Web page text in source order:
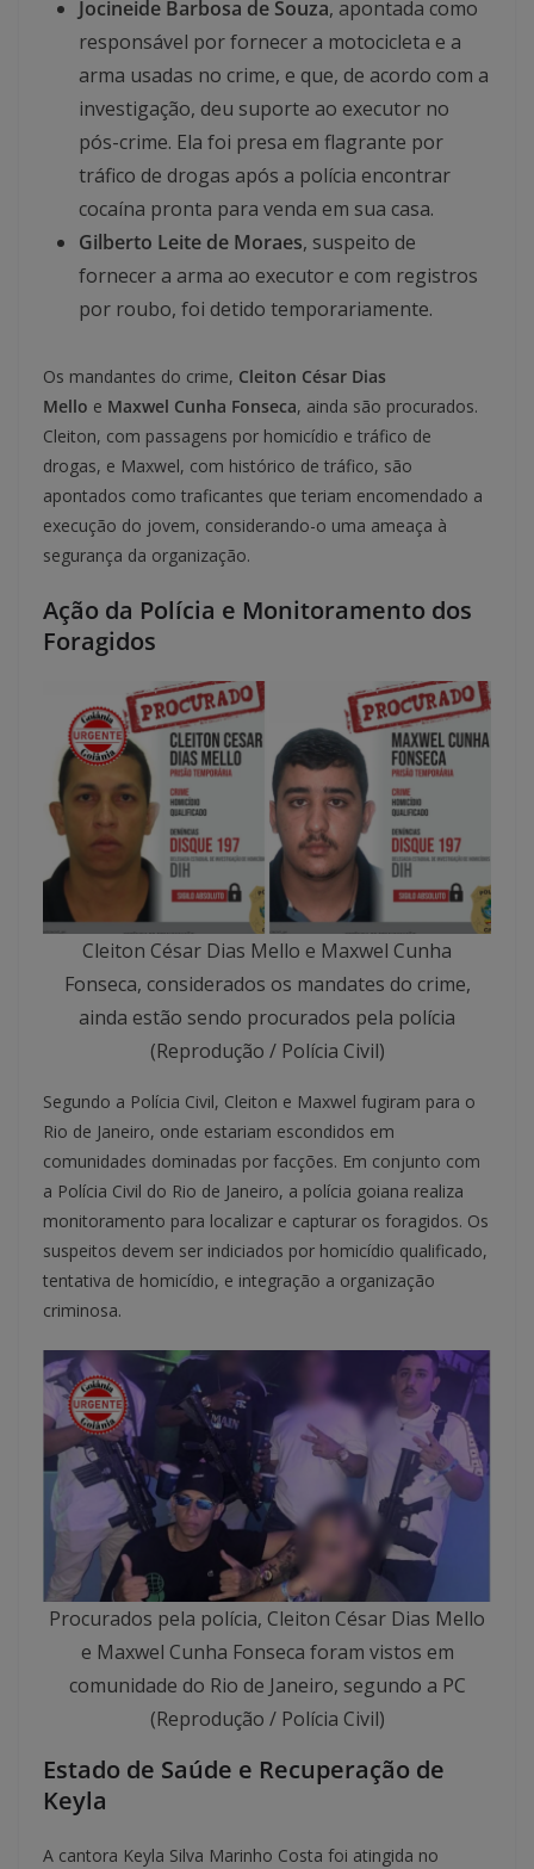
Jocineide Barbosa de Souza, apontada como
responsável por fornecer a motocicleta e a
arma usadas no crime, e que, de acordo com a
investigação, deu suporte ao executor no
pós-crime. Ela foi presa em flagrante por
tráfico de drogas após a polícia encontrar
cocaína pronta para venda em sua casa.
Gilberto Leite de Moraes, suspeito de
fornecer a arma ao executor e com registros
por roubo, foi detido temporariamente.
Os mandantes do crime, Cleiton César Dias
Mello e Maxwel Cunha Fonseca, ainda são procurados.
Cleiton, com passagens por homicídio e tráfico de
drogas, e Maxwel, com histórico de tráfico, são
apontados como traficantes que teriam encomendado a
execução do jovem, considerando-o uma ameaça à
segurança da organização.
Ação da Polícia e Monitoramento dos
Foragidos
Cleiton César Dias Mello e Maxwel Cunha
Fonseca, considerados os mandates do crime,
ainda estão sendo procurados pela polícia
(Reprodução / Polícia Civil)
Segundo a Polícia Civil, Cleiton e Maxwel fugiram para o
Rio de Janeiro, onde estariam escondidos em
comunidades dominadas por facções. Em conjunto com
a Polícia Civil do Rio de Janeiro, a polícia goiana realiza
monitoramento para localizar e capturar os foragidos. Os
suspeitos devem ser indiciados por homicídio qualificado,
tentativa de homicídio, e integração a organização
criminosa.
Procurados pela polícia, Cleiton César Dias Mello
e Maxwel Cunha Fonseca foram vistos em
comunidade do Rio de Janeiro, segundo a PC
(Reprodução / Polícia Civil)
Estado de Saúde e Recuperação de
Keyla
A cantora Keyla Silva Marinho Costa foi atingida no